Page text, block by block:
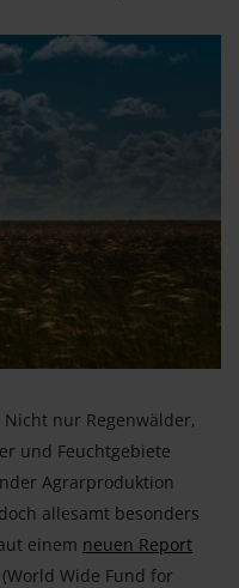
Nicht nur Regenwälder,
und Feuchtgebiete
Agrarproduktion
allesamt besonders
einem neuen Report
Wide Fund for